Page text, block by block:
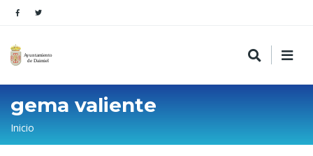
gema valiente
Sobrescribir
Inicio